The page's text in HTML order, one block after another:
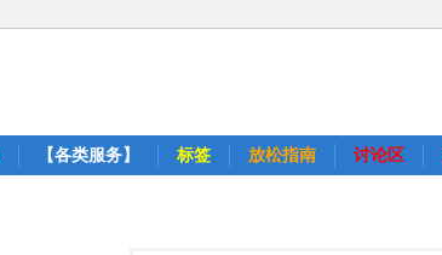
【各类服务】 标签 放松指南 讨论区